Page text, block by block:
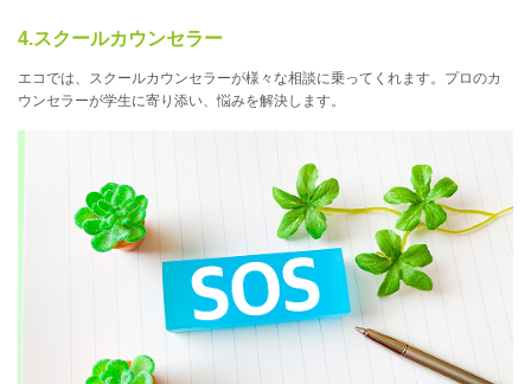
4.スクールカウンセラー
エコでは、スクールカウンセラーが様々な相談に乗ってくれます。プロのカ
ウンセラーが学生に寄り添い、悩みを解決します。